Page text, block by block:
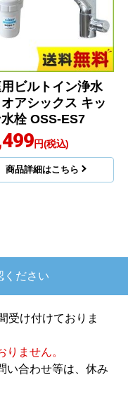
ビルトイン浄水
アシックス キッ
栓 OSS-ES7
円(税込)
商品詳細はこちら
ください
受け付けておりま
ません。
い合わせ等は、休み